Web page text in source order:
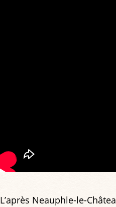
L’après Neauphle-le-